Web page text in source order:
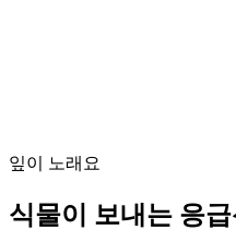
잎이 노래요
식물이 보내는 응급